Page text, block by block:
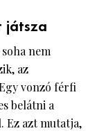
játsza
nem
az
vonzó férfi
belátni a
Ez azt mutatja,